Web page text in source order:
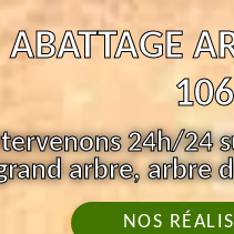
ABATTAGE
24h/24
arbre, arbre
NOS